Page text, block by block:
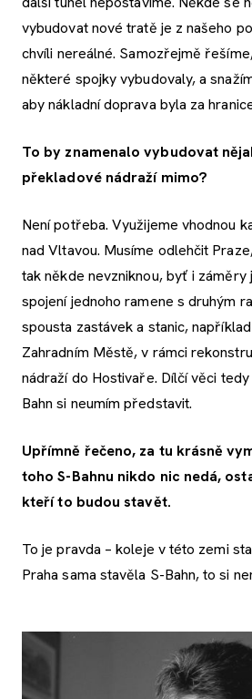
vybudovat nové tratě je z našeho
chvíli nereálné. Samozřejmě
některé spojky vybudovaly, a
aby nákladní doprava byla za
To by znamenalo vybudovat
překladové nádraží mimo?
Není potřeba. Využijeme vhodnou
nad Vltavou. Musíme odlehčit
tak někde nevzniknou, byť i záměry
spojení jednoho ramene s druhým
spousta zastávek a stanic,
Zahradním Městě, v rámci
nádraží do Hostivaře. Dílčí věci
Bahn si neumím představit.
Upřímně řečeno, za tu krásně
toho S-Bahnu nikdo nic nedá,
kteří to budou stavět.
To je pravda – koleje v této zemi
Praha sama stavěla S-Bahn, to si